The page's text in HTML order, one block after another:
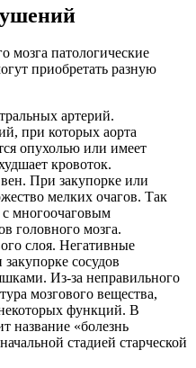
мозга патологические
приобретать разную
артерий.
при которых аорта
опухолью или имеет
кровоток.
При закупорке или
мелких очагов. Так
с многоочаговым
головного мозга.
слоя. Негативные
сосудов
Из-за неправильного
мозгового вещества,
функций. В
название «болезнь
стадией старческой